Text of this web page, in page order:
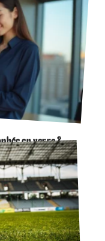
en verre ?